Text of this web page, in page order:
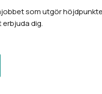
som utgör
dig.